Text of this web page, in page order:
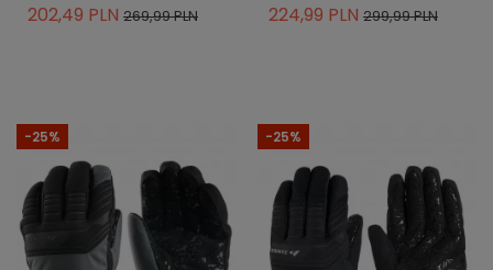
202,49 PLN 269,99 PLN
224,99 PLN 299,99 PLN
-25% -25%